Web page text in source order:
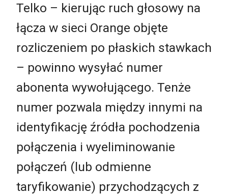
Telko – kierując ruch głosowy na
łącza w sieci Orange objęte
rozliczeniem po płaskich stawkach
– powinno wysyłać numer
abonenta wywołującego. Tenże
numer pozwala między innymi na
identyfikację źródła pochodzenia
połączenia i wyeliminowanie
połączeń (lub odmienne
taryfikowanie) przychodzących z